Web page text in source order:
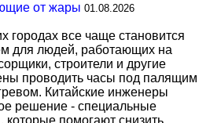
от жары 01.08.2026
городах все чаще становится
для людей, работающих на
строители и другие
проводить часы под палящим
Китайские инженеры
решение - специальные
помогают снизить